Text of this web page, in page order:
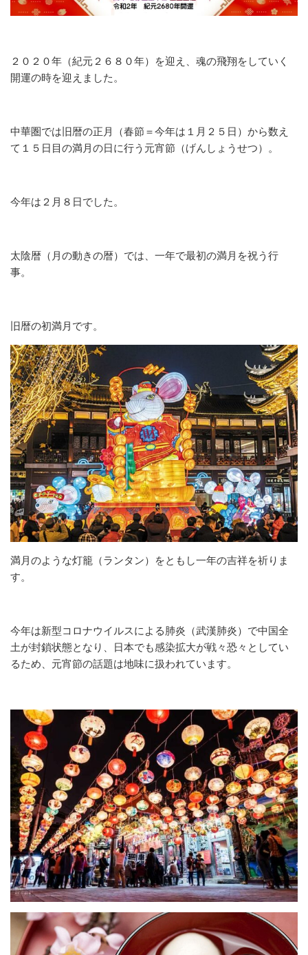
２０２０年（紀元２６８０年）を迎え、魂の飛翔をしていく
開運の時を迎えました。
中華圏では旧暦の正月（春節＝今年は１月２５日）から数え
て１５日目の満月の日に行う元宵節（げんしょうせつ）。
今年は２月８日でした。
太陰暦（月の動きの暦）では、一年で最初の満月を祝う行
事。
旧暦の初満月です。
満月のような灯籠（ランタン）をともし一年の吉祥を祈りま
す。
今年は新型コロナウイルスによる肺炎（武漢肺炎）で中国全
土が封鎖状態となり、日本でも感染拡大が戦々恐々としてい
るため、元宵節の話題は地味に扱われています。